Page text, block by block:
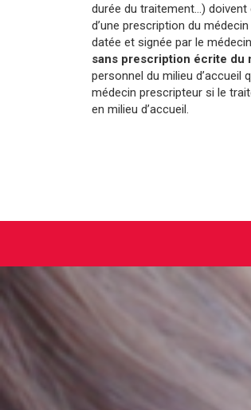
durée du traitement…) doivent
d’une prescription du
datée et signée par le
sans prescription écrite du
personnel du milieu d’accueil
médecin prescripteur si le
en milieu d’accueil.